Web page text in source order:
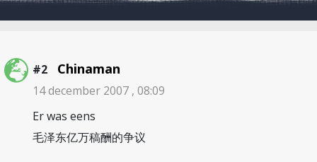
#2 Chinaman
14 december 2007 , 08:09
Er was eens
毛泽东亿万稿酬的争议